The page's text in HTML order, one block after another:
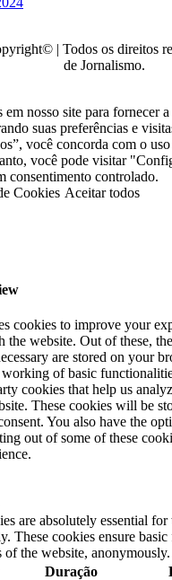
| Todos os direitos
de Jornalismo.
em nosso site para fornecer
suas preferências e
você concorda com o
você pode visitar
consentimento controlado.
Cookies Aceitar todos
cookies to improve your
the website. Out of these,
are stored on your
working of basic
cookies that help us
These cookies will be
You also have the
out of some of these
are absolutely essential
These cookies ensure
of the website, anonymously.
Duração